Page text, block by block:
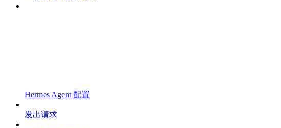
Hermes Agent 配置
发出请求